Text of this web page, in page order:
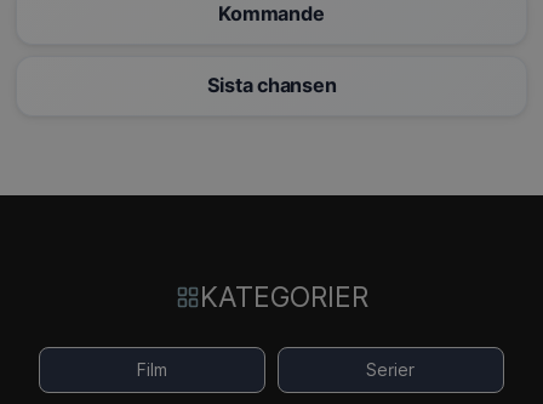
Kommande
Sista chansen
KATEGORIER
Film Serier